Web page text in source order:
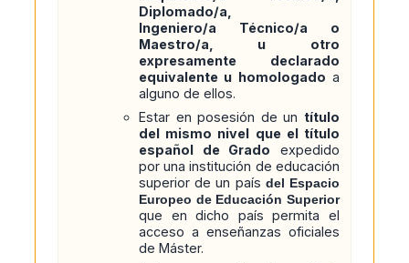
Diplomado/a,
Ingeniero/a Técnico/a o
Maestro/a, u otro
expresamente declarado
equivalente u homologado a
alguno de ellos.
Estar en posesión de un título
del mismo nivel que el título
español de Grado expedido
por una institución de educación
superior de un país del Espacio
Europeo de Educación Superior
que en dicho país permita el
acceso a enseñanzas oficiales
de Máster.